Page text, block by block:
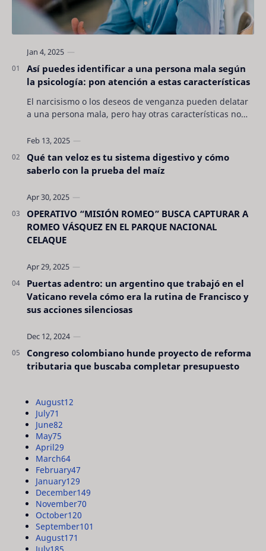
Así puedes identificar a una persona mala según
la psicología: pon atención a estas características
El narcisismo o los deseos de venganza pueden delatar
a una persona mala, pero hay otras características no
Qué tan veloz es tu sistema digestivo y cómo
saberlo con la prueba del maíz
OPERATIVO “MISIÓN ROMEO” BUSCA CAPTURAR A
ROMEO VÁSQUEZ EN EL PARQUE NACIONAL
CELAQUE
Puertas adentro: un argentino que trabajó en el
Vaticano revela cómo era la rutina de Francisco y
sus acciones silenciosas
Congreso colombiano hunde proyecto de reforma
tributaria que buscaba completar presupuesto
August12
July71
June82
May75
April29
March64
February47
January129
December149
November70
October120
September101
August171
July185